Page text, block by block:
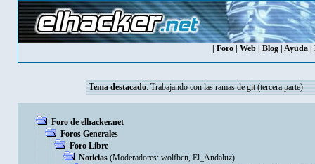
Foro| Web| Blog| Ayuda|
Tema destacado: Trabajando con las ramas de git (tercera parte)
Foro de elhacker.net
Foros Generales
Foro Libre
Noticias (Moderadores: wolfbcn, El_Andaluz)